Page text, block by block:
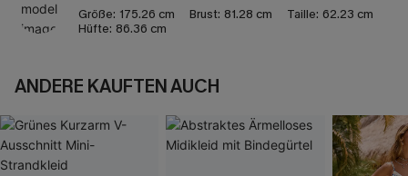
Größe: 175.26 cm Brust: 81.28 cm Taille: 62.23 cm
Hüfte: 86.36 cm
ANDERE KAUFTEN AUCH